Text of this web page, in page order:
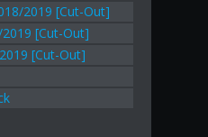
2019 [Cut-Out]
[Cut-Out]
[Cut-Out]